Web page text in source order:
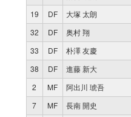
19
DF 大塚 太朗
32
DF 奥村 翔
33
DF 朴澤 友慶
38
DF 進藤 新大
2
MF 阿出川 琥吾
7
MF 長南 開史